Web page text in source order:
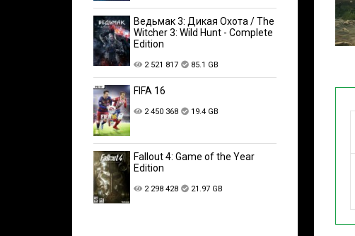
Ведьмак 3: Дикая Охота / The
Witcher 3: Wild Hunt - Complete
Edition
2 521 817 85.1 GB
FIFA 16
2 450 368 19.4 GB
Fallout 4: Game of the Year
Edition
2 298 428 21.97 GB